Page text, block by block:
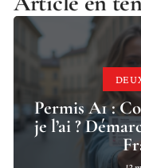
Permis A1 :
je l’ai ?